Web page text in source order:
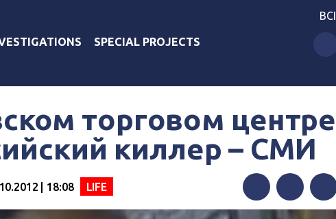
SPECIAL PROJECTS
BCI
торговом центре
киллер – СМИ
| 18:08 LIFE